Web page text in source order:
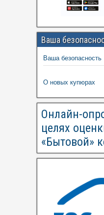
Ваша
Ваша безопасность
О новых купюрах
Онлайн-
целях
«Бытовой»